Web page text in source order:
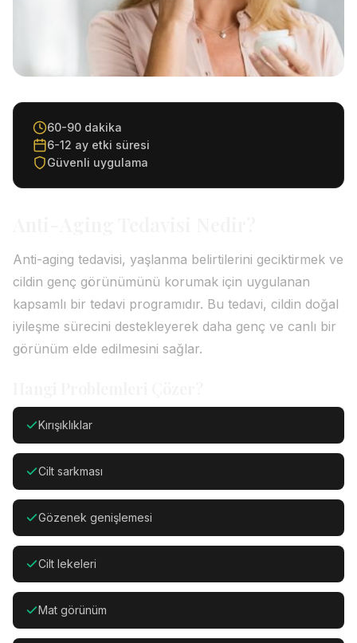
60-90 dakika
6-12 ay etki süresi
Güvenli uygulama
Anti-aging tedavisi, yaşlanma belirtilerini geciktirmek ve
cildin genç görünümünü korumak için uygulanan
kapsamlı bir tedavi programıdır. Bu tedavi, cildin doğal
iyileşme sürecini destekleyerek daha genç ve canlı bir
görünüm elde edilmesini sağlar.
Kırışıklıklar
Cilt sarkması
Gözenek genişlemesi
Cilt lekeleri
Mat görünüm